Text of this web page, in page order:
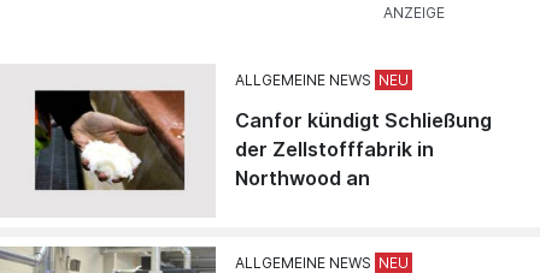
ALLGEMEINE NEWS
Canfor kündigt Schließung
der Zellstofffabrik in
Northwood an
ALLGEMEINE NEWS